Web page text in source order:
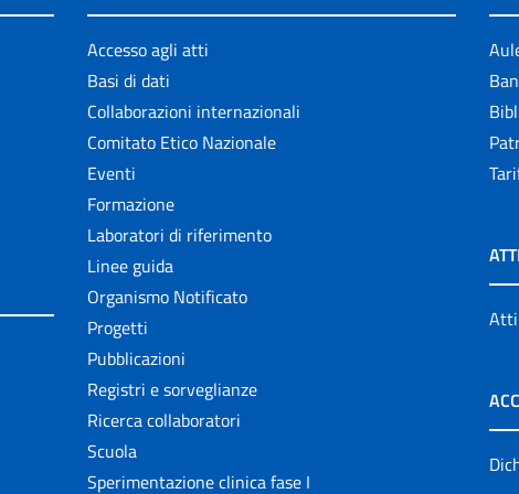
Accesso agli atti
Basi di dati
Collaborazioni internazionali
Comitato Etico Nazionale
Eventi
Formazione
Laboratori di riferimento
Linee guida
Organismo Notificato
Progetti
Pubblicazioni
Registri e sorveglianze
Ricerca collaboratori
Scuola
Sperimentazione clinica fase I
Atti